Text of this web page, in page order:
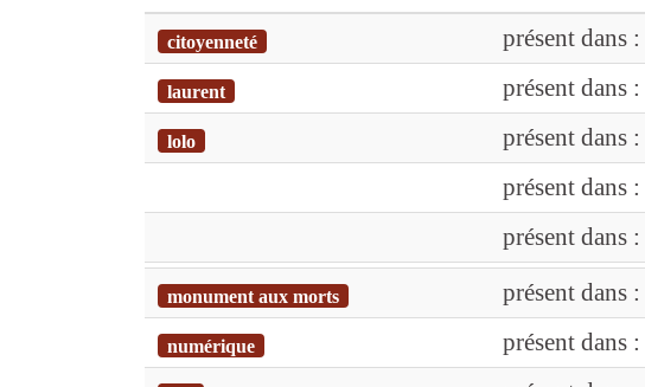
citoyenneté présent dans :
laurent présent dans :
lolo présent dans :
présent dans :
présent dans :
monument aux morts présent dans :
numérique présent dans :